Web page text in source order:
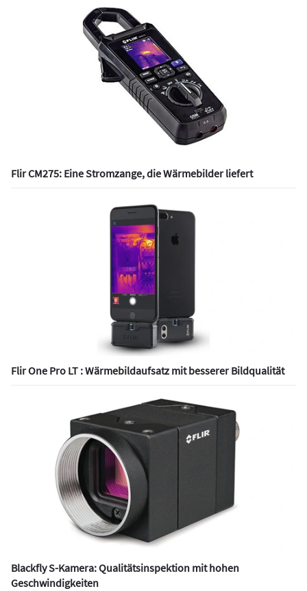
Flir CM275: Eine Stromzange, die Wärmebilder liefert
Flir One Pro LT : Wärmebildaufsatz mit besserer Bildqualität
Blackfly S-Kamera: Qualitätsinspektion mit hohen
Geschwindigkeiten